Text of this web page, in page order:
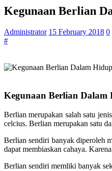
Kegunaan Berlian
Administrator 15 February 2018 0
#
Kegunaan Berlian Dalam
Berlian merupakan salah satu
celcius. Berlian merupakan satu
Berlian sendiri banyak diperoleh
dapat membiaskan cahaya.
Berlian sendiri memliki banyak